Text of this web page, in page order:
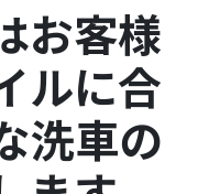
お客様
ルに合
洗車の